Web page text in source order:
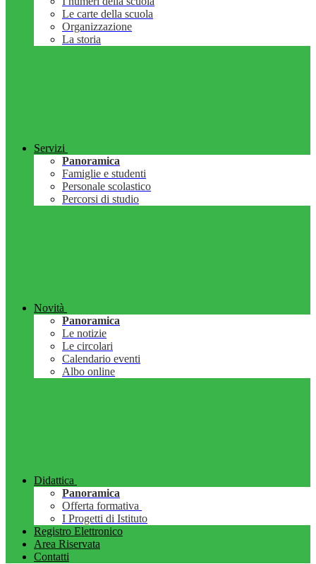
Le carte della scuola
Organizzazione
La storia
Servizi
Panoramica
Famiglie e studenti
Personale scolastico
Percorsi di studio
Novità
Panoramica
Le notizie
Le circolari
Calendario eventi
Albo online
Didattica
Panoramica
Offerta formativa
I Progetti di Istituto
Registro Elettronico
Area Riservata
Contatti